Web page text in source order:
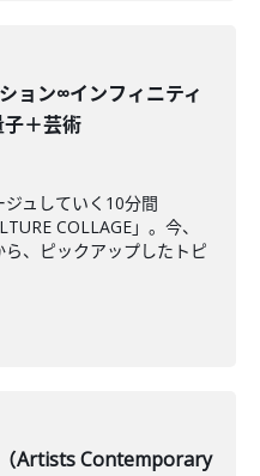
ョン∞インフィニティ
子＋芸術
ュしていく10分間
COLLAGE」。今、
、ピックアップしたトピ
Artists Contemporary